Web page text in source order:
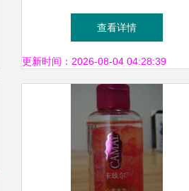
融合日系无印风与Ins风美学
的桌面整理解决方案
查看详情
更新时间：2026-08-04 04:28:39